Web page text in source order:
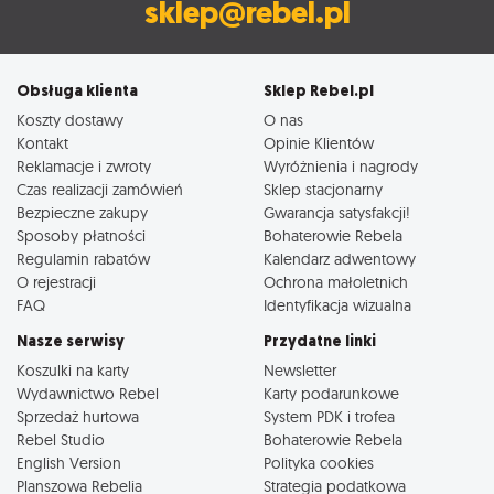
sklep@rebel.pl
Obsługa klienta
Koszty dostawy
Kontakt
Reklamacje i zwroty
Czas realizacji zamówień
Bezpieczne zakupy
Sposoby płatności
Regulamin rabatów
O rejestracji
FAQ
Sklep Rebel.pl
O nas
Opinie Klientów
Wyróżnienia i nagrody
Sklep stacjonarny
Gwarancja satysfakcji!
Bohaterowie Rebela
Kalendarz adwentowy
Ochrona małoletnich
Identyfikacja wizualna
Nasze serwisy
Koszulki na karty
Wydawnictwo Rebel
Sprzedaż hurtowa
Rebel Studio
English Version
Planszowa Rebelia
Przydatne linki
Newsletter
Karty podarunkowe
System PDK i trofea
Bohaterowie Rebela
Polityka cookies
Strategia podatkowa